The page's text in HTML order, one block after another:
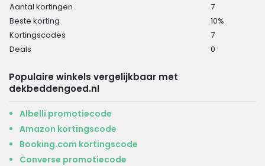
Aantal kortingen
7
Beste korting
10%
Kortingscodes
7
Deals
0
Populaire winkels vergelijkbaar met
dekbeddengoed.nl
Albelli promotiecode
Amazon kortingscode
Booking.com kortingscode
Converse promotiecode